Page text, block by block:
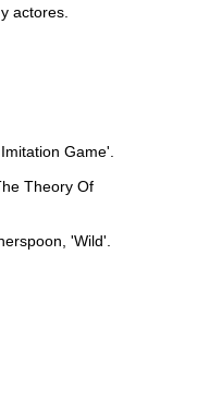
actores.
Game'.
Theory Of
'Wild'.